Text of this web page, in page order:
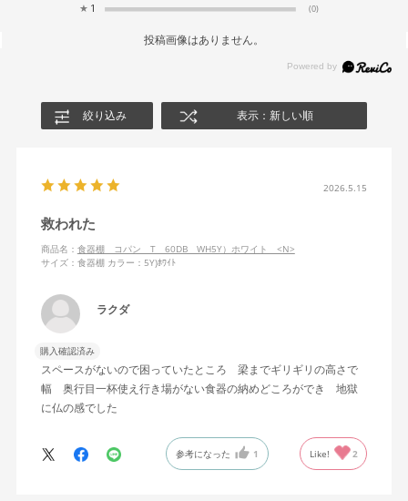
★ 1 (0)
投稿画像はありません。
絞り込み 表示：新しい順
2026.5.15
救われた
商品名： 食器棚 コパン T 60DB WH5Y）ホワイト <N>
サイズ：食器棚 カラー：5Y)ﾎﾜｲﾄ
ラクダ
購入確認済み
スペースがないので困っていたところ 梁までギリギリの高さで
幅 奥行目一杯使え行き場がない食器の納めどころができ 地獄
に仏の感でした
参考になった 1 Like! 2